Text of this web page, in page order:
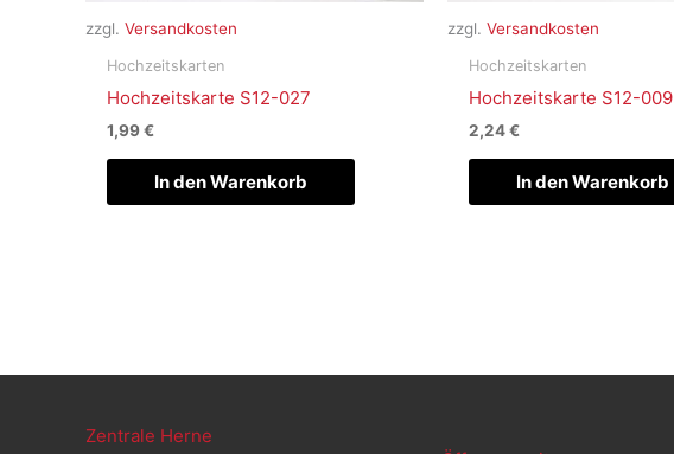
zzgl. Versandkosten
Hochzeitskarten
Hochzeitskarte S12-027
1,99€
In den Warenkorb
zzgl. Versandkosten
Hochzeitskarten
Hochzeitskarte S12-009
2,24€
In den Warenkorb
Zentrale Herne